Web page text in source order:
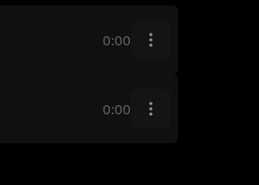
0:00
0:00